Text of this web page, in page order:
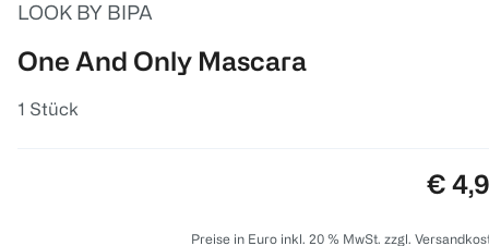
LOOK BY BIPA
One And Only Mascara
1 Stück
€
Preise in Euro inkl. 20 % MwSt. zzgl.